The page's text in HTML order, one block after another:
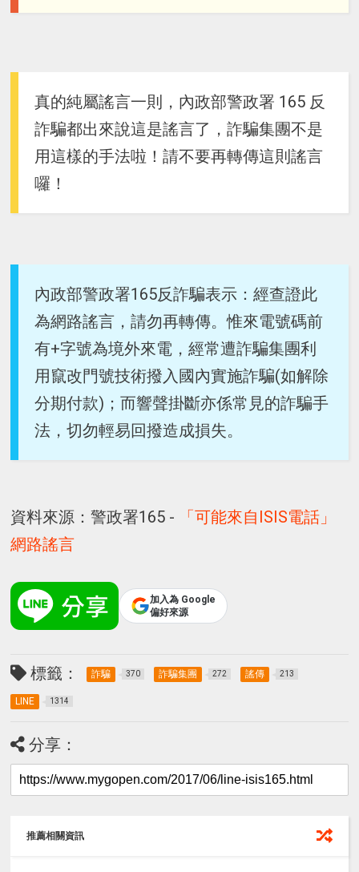
真的純屬謠言一則，內政部警政署 165 反
詐騙都出來說這是謠言了，詐騙集團不是
用這樣的手法啦！請不要再轉傳這則謠言
囉！
內政部警政署165反詐騙表示：經查證此
為網路謠言，請勿再轉傳。惟來電號碼前
有+字號為境外來電，經常遭詐騙集團利
用竄改門號技術撥入國內實施詐騙(如解除
分期付款)；而響聲掛斷亦係常見的詐騙手
法，切勿輕易回撥造成損失。
資料來源：警政署165 -
「可能來自ISIS電話」
網路謠言
加入為 Google
偏好來源
標籤： 詐騙 370 詐騙集團 272 謠傳 213
LINE 1314
分享：
推薦相關資訊